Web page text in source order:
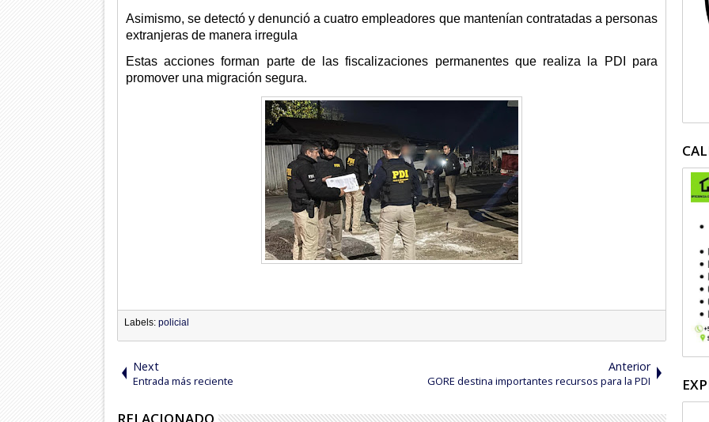
Asimismo, se detectó y denunció a cuatro empleadores que mantenían contratadas a personas
extranjeras de manera irregula
Estas acciones forman parte de las fiscalizaciones permanentes que realiza la PDI para
promover una migración segura.
Labels: policial
Next
Entrada más reciente
Anterior
GORE destina importantes recursos para la PDI
RELACIONADO